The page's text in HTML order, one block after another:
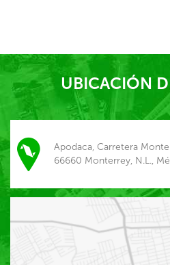
UBICACIÓN
Apodaca, Carretera
66660 Monterrey, N.L.,